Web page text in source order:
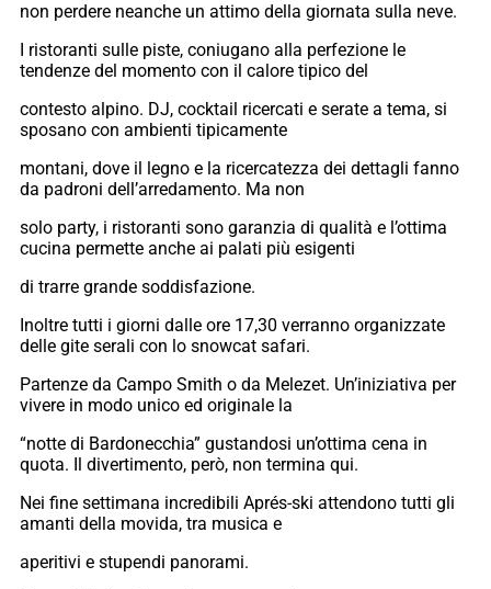
non perdere neanche un attimo della giornata sulla neve.
I ristoranti sulle piste, coniugano alla perfezione le
tendenze del momento con il calore tipico del
contesto alpino. DJ, cocktail ricercati e serate a tema, si
sposano con ambienti tipicamente
montani, dove il legno e la ricercatezza dei dettagli fanno
da padroni dell’arredamento. Ma non
solo party, i ristoranti sono garanzia di qualità e l’ottima
cucina permette anche ai palati più esigenti
di trarre grande soddisfazione.
Inoltre tutti i giorni dalle ore 17,30 verranno organizzate
delle gite serali con lo snowcat safari.
Partenze da Campo Smith o da Melezet. Un’iniziativa per
vivere in modo unico ed originale la
“notte di Bardonecchia” gustandosi un’ottima cena in
quota. Il divertimento, però, non termina qui.
Nei fine settimana incredibili Aprés-ski attendono tutti gli
amanti della movida, tra musica e
aperitivi e stupendi panorami.